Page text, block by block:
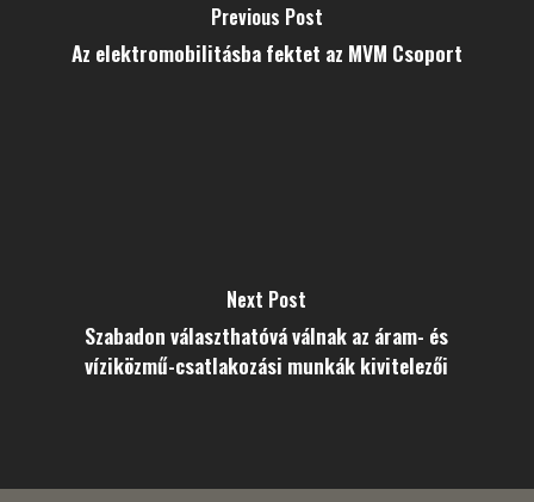
Previous Post
Az elektromobilitásba fektet az MVM Csoport
Next Post
Szabadon választhatóvá válnak az áram- és
víziközmű-csatlakozási munkák kivitelezői